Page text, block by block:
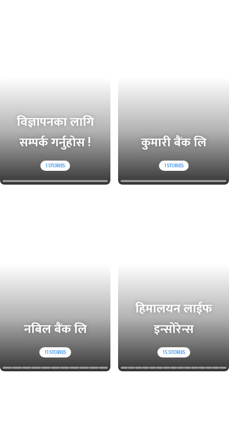
विज्ञापनका लागि
सम्पर्क गर्नुहोस !
1STORIES
कुमारी बैंक लि
1STORIES
नबिल बैंक लि
11STORIES
हिमालयन लाईफ
इन्सोरेन्स
15STORIES